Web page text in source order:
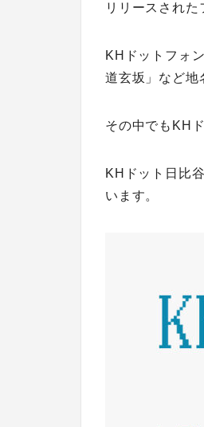
リリースされた
KHドットフォ
道玄坂」など地
その中でもKH
KHドット日比
います。